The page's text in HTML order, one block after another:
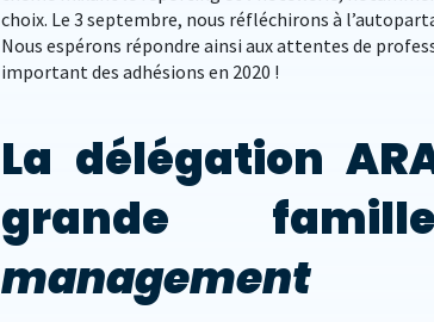
choix. Le 3 septembre, nous réfléchirons à
Nous espérons répondre ainsi aux attentes de
important des adhésions en 2020 !
La délégation
grande
management